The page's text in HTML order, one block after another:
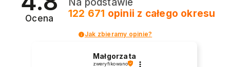
Ocena
122 671 opinii z całego okresu
Jak zbieramy opinie?
Małgorzata
zweryfikowano